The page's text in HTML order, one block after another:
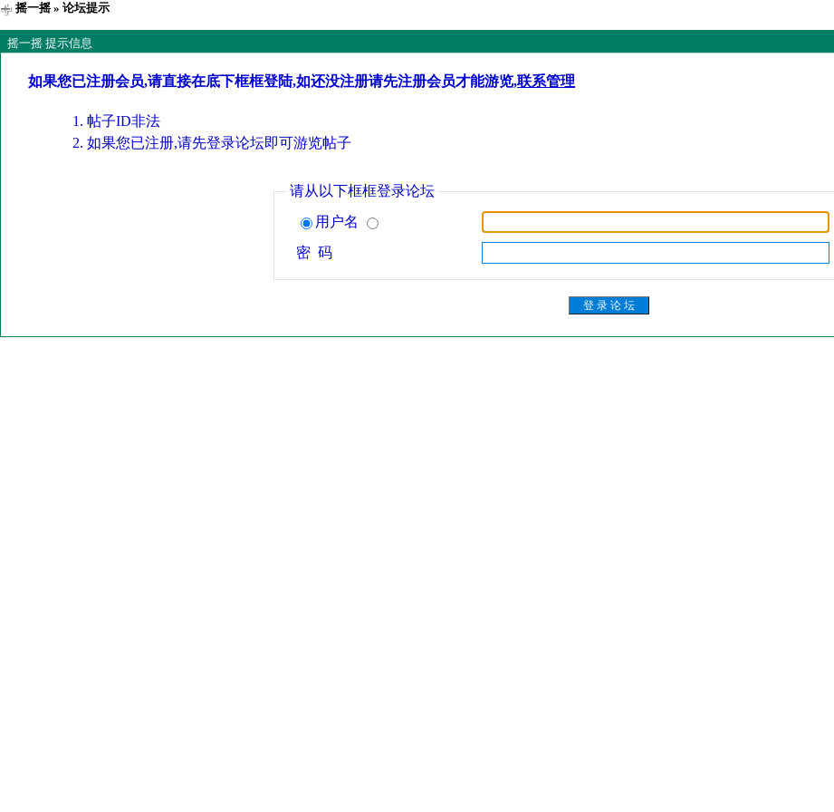
摇一摇» 论坛提示
摇一摇 提示信息
如果您已注册会员,请直接在底下框框登陆,如还没注册请先注册会员才能游览,联系管理
帖子ID非法
如果您已注册,请先登录论坛即可游览帖子
请从以下框框登录论坛
用户名
密 码